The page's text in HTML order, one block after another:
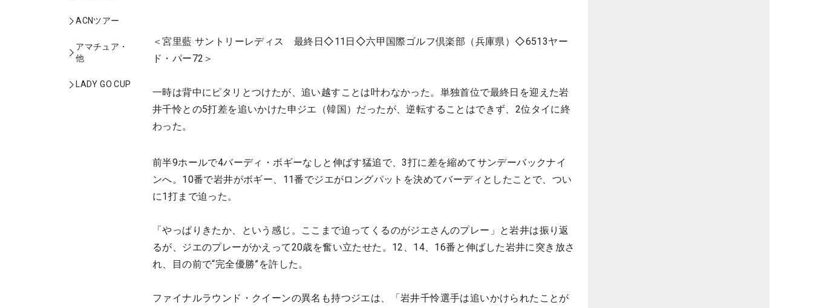
ACNツアー
アマチュア・
他
LADY GO CUP
＜宮里藍 サントリーレディス 最終日◇11日◇六甲国際ゴルフ倶楽部（兵庫県）◇6513ヤー
ド・パー72＞
一時は背中にピタリとつけたが、追い越すことは叶わなかった。単独首位で最終日を迎えた岩
井千怜との5打差を追いかけた申ジエ（韓国）だったが、逆転することはできず、2位タイに終
わった。
前半9ホールで4バーディ・ボギーなしと伸ばす猛追で、3打に差を縮めてサンデーバックナイ
ンへ。10番で岩井がボギー、11番でジエがロングパットを決めてバーディとしたことで、つい
に1打まで迫った。
「やっぱりきたか、という感じ。ここまで迫ってくるのがジエさんのプレー」と岩井は振り返
るが、ジエのプレーがかえって20歳を奮い立たせた。12、14、16番と伸ばした岩井に突き放さ
れ、目の前で“完全優勝”を許した。
ファイナルラウンド・クイーンの異名も持つジエは、「岩井千怜選手は追いかけられたことが